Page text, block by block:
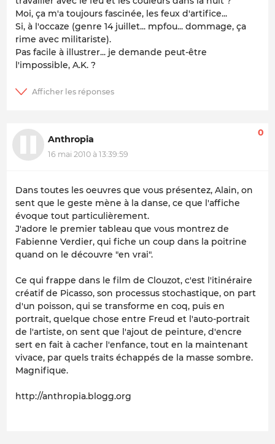
Moi, ça m'a toujours fascinée, les feux d'artifice...
Si, à l'occaze (genre 14 juillet... mpfou... dommage, ça
rime avec militariste).
Pas facile à illustrer... je demande peut-être
l'impossible, A.K. ?
Anthropia
16 mai 2010 à 13:39:59
0
Dans toutes les oeuvres que vous présentez, Alain, on
sent que le geste mène à la danse, ce que l'affiche
évoque tout particulièrement.
J'adore le premier tableau que vous montrez de
Fabienne Verdier, qui fiche un coup dans la poitrine
quand on le découvre "en vrai".
Ce qui frappe dans le film de Clouzot, c'est l'itinéraire
créatif de Picasso, son processus stochastique, on part
d'un poisson, qui se transforme en coq, puis en
portrait, quelque chose entre Freud et l'auto-portrait
de l'artiste, on sent que l'ajout de peinture, d'encre
sert en fait à cacher l'enfance, tout en la maintenant
vivace, par quels traits échappés de la masse sombre.
Magnifique.
http://anthropia.blogg.org